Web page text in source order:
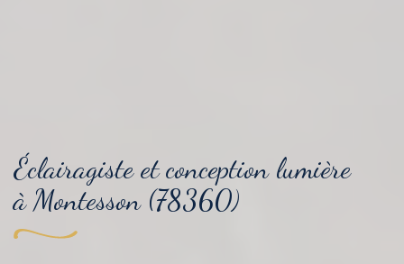
Éclairagiste et conception lumière
à Montesson (78360)